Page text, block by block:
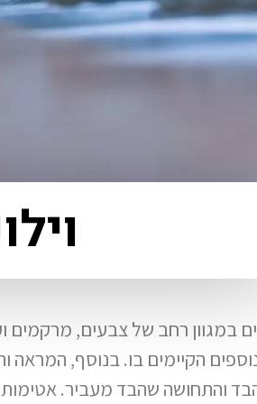
במגוון רחב של צבעים,
הקיימים בו. בנוסף,
והתחושה שהבד מעביר.